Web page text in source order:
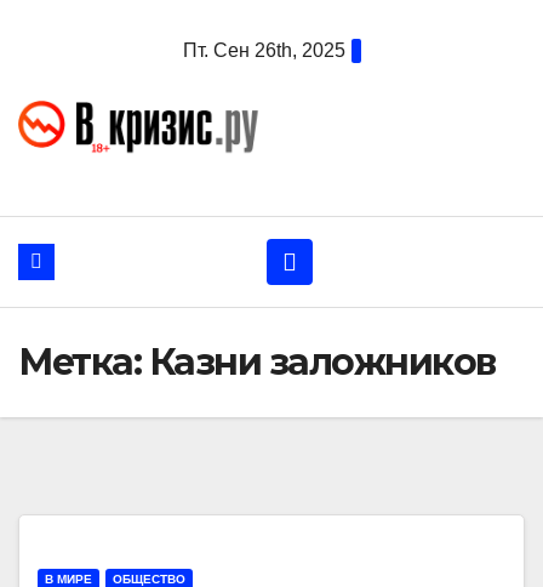
Пт. Сен 26th, 2025
Метка: Казни заложников
В МИРЕ ОБЩЕСТВО